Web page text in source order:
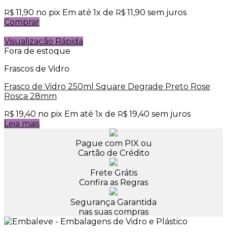
R$ 11,90 no pix Em até 1x de R$ 11,90 sem juros
Comprar
Visualização Rápida
Fora de estoque
Frascos de Vidro
Frasco de Vidro 250ml Square Degrade Preto Rose
Rosca 28mm
R$ 19,40 no pix Em até 1x de R$ 19,40 sem juros
Leia mais
Pague com PIX ou
Cartão de Crédito
Frete Grátis
Confira as Regras
Segurança Garantida
nas suas compras